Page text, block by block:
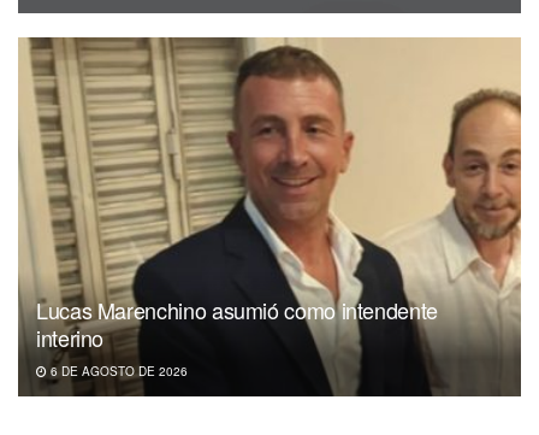
Lucas Marenchino asumió como intendente
interino
6 DE AGOSTO DE 2026